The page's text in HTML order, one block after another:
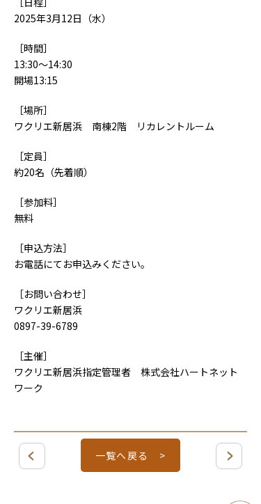
2025年3月12日（水）
［時間］
13:30～14:30
開場13:15
［場所］
ワクリエ新居浜 南棟2階 リカレントルーム
［定員］
約20名（先着順）
［参加料］
無料
［申込方法］
お電話にてお申込みください。
［お問い合わせ］
ワクリエ新居浜
0897-39-6789
［主催］
ワクリエ新居浜指定管理者 株式会社ハートネット
ワーク
一覧へ戻る >